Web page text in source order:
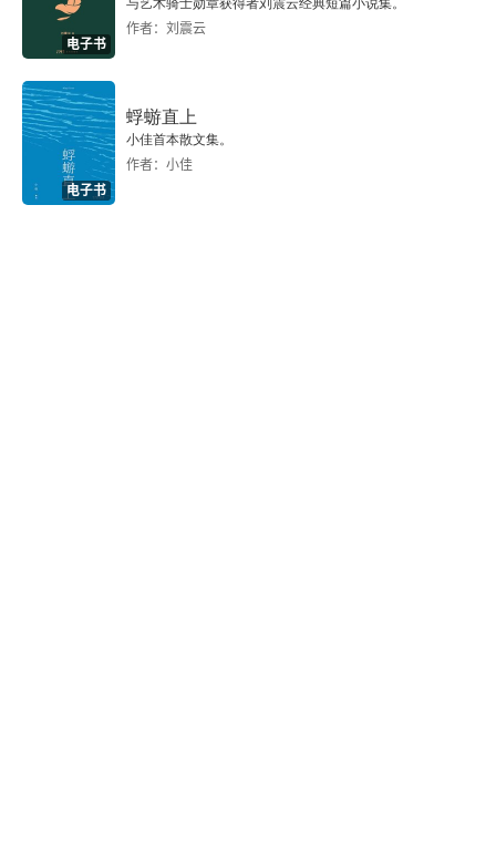
生命平衡的力量
海盐一夜
好味止园葵
谒荆轲墓
电子书
与艺术骑士勋章获得者刘震云经典短篇小说集。
作者：刘震云
电子书
蜉蝣直上
小佳首本散文集。
作者：小佳